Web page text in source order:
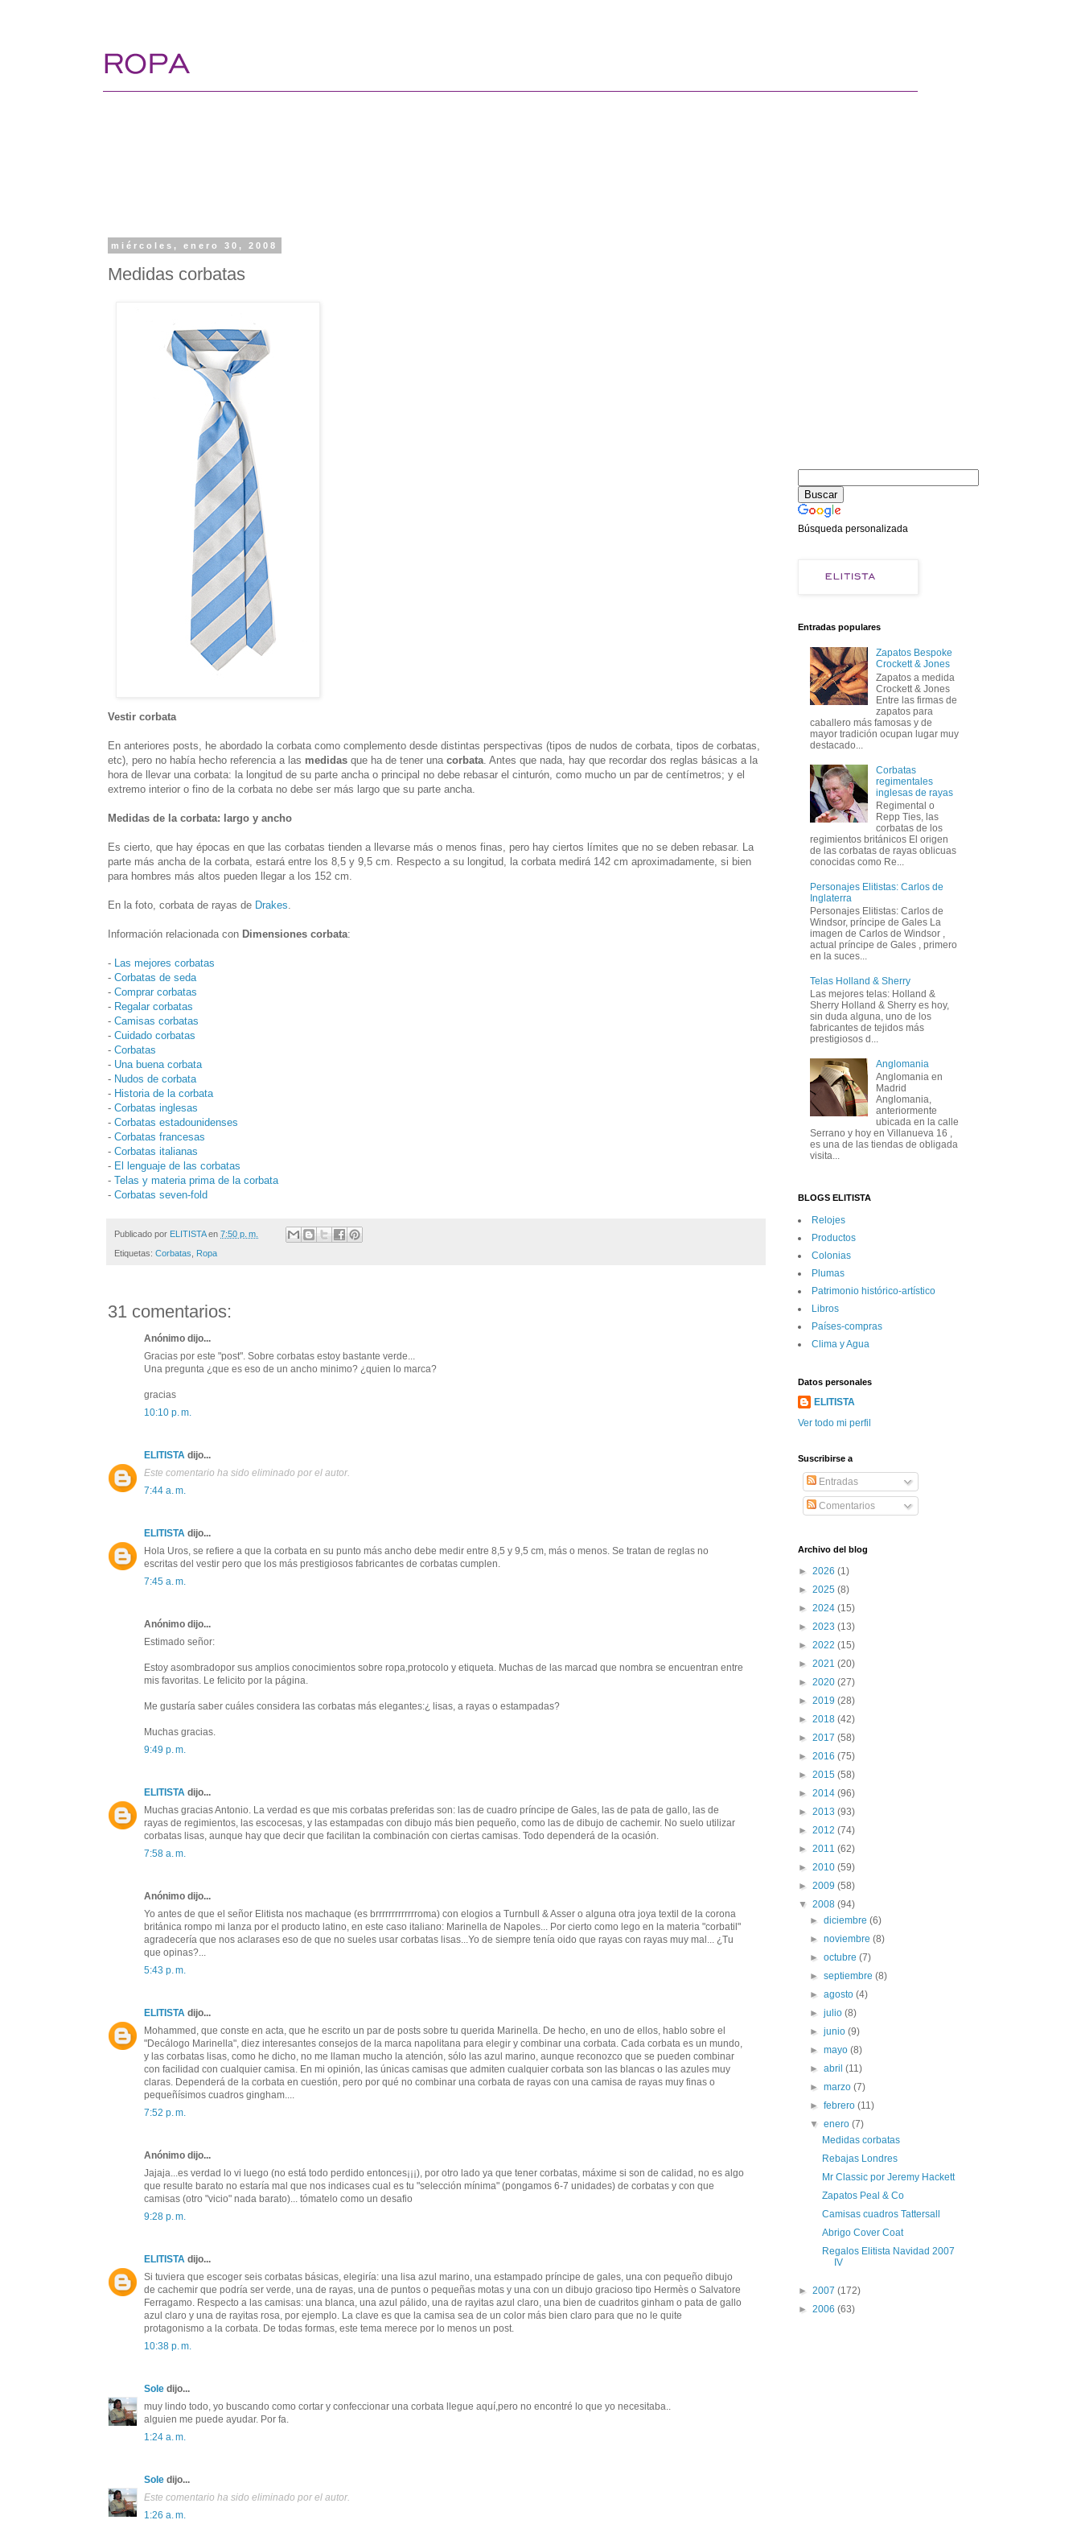
miércoles, enero 30, 2008
Medidas corbatas
Vestir corbata
En anteriores posts, he abordado la corbata como complemento desde distintas perspectivas (tipos de nudos de corbata, tipos de corbatas,
etc), pero no había hecho referencia a las medidas que ha de tener una corbata . Antes que nada, hay que recordar dos reglas básicas a la
hora de llevar una corbata: la longitud de su parte ancha o principal no debe rebasar el cinturón, como mucho un par de centímetros; y el
extremo interior o fino de la corbata no debe ser más largo que su parte ancha.
Medidas de la corbata: largo y ancho
Es cierto, que hay épocas en que las corbatas tienden a llevarse más o menos finas, pero hay ciertos límites que no se deben rebasar. La
parte más ancha de la corbata, estará entre los 8,5 y 9,5 cm. Respecto a su longitud, la corbata medirá 142 cm aproximadamente, si bien
para hombres más altos pueden llegar a los 152 cm.
En la foto, corbata de rayas de Drakes
Información relacionada con Dimensiones corbata:
- Las mejores corbatas
- Corbatas de seda
- Comprar corbatas
- Regalar corbatas
- Camisas corbatas
- Cuidado corbatas
- Corbatas
- Una buena corbata
- Nudos de corbata
- Historia de la corbata
- Corbatas inglesas
- Corbatas estadounidenses
- Corbatas francesas
- Corbatas italianas
- El lenguaje de las corbatas
- Telas y materia prima de la corbata
- Corbatas seven-fold
Publicado por ELITISTA en 7:50 p. m.
Etiquetas: Corbatas Ropa
31 comentarios:
Anónimo dijo...
Gracias por este "post". Sobre corbatas estoy bastante verde...
Una pregunta ¿que es eso de un ancho minimo? ¿quien lo marca?
gracias
10:10 p. m.
ELITISTA dijo...
Este comentario ha sido eliminado por el autor.
7:44 a. m.
ELITISTA dijo...
Hola Uros, se refiere a que la corbata en su punto más ancho debe medir entre 8,5 y 9,5 cm, más o menos. Se tratan de reglas no
escritas del vestir pero que los más prestigiosos fabricantes de corbatas cumplen.
7:45 a. m.
Anónimo dijo...
Estimado señor:
Estoy asombradopor sus amplios conocimientos sobre ropa,protocolo y etiqueta. Muchas de las marcad que nombra se encuentran entre
mis favoritas. Le felicito por la página.
Me gustaría saber cuáles considera las corbatas más elegantes:¿ lisas, a rayas o estampadas?
Muchas gracias.
9:49 p. m.
ELITISTA dijo...
Muchas gracias Antonio. La verdad es que mis corbatas preferidas son: las de cuadro príncipe de Gales, las de pata de gallo, las de
rayas de regimientos, las escocesas, y las estampadas con dibujo más bien pequeño, como las de dibujo de cachemir. No suelo utilizar
corbatas lisas, aunque hay que decir que facilitan la combinación con ciertas camisas. Todo dependerá de la ocasión.
7:58 a. m.
Anónimo dijo...
Yo antes de que el señor Elitista nos machaque (es brrrrrrrrrrrrroma) con elogios a Turnbull & Asser o alguna otra joya textil de la corona
británica rompo mi lanza por el producto latino, en este caso italiano: Marinella de Napoles... Por cierto como lego en la materia "corbatil"
agradecería que nos aclarases eso de que no sueles usar corbatas lisas...Yo de siempre tenía oido que rayas con rayas muy mal... ¿Tu
que opinas?...
5:43 p. m.
ELITISTA dijo...
Mohammed, que conste en acta, que he escrito un par de posts sobre tu querida Marinella. De hecho, en uno de ellos, hablo sobre el
"Decálogo Marinella", diez interesantes consejos de la marca napolitana para elegir y combinar una corbata. Cada corbata es un mundo,
y las corbatas lisas, como he dicho, no me llaman mucho la atención, sólo las azul marino, aunque reconozco que se pueden combinar
con facilidad con cualquier camisa. En mi opinión, las únicas camisas que admiten cualquier corbata son las blancas o las azules muy
claras. Dependerá de la corbata en cuestión, pero por qué no combinar una corbata de rayas con una camisa de rayas muy finas o
pequeñísimos cuadros gingham....
7:52 p. m.
Anónimo dijo...
Jajaja...es verdad lo vi luego (no está todo perdido entonces¡¡¡), por otro lado ya que tener corbatas, máxime si son de calidad, no es algo
que resulte barato no estaría mal que nos indicases cual es tu "selección mínima" (pongamos 6-7 unidades) de corbatas y con que
camisas (otro "vicio" nada barato)... tómatelo como un desafio
9:28 p. m.
ELITISTA dijo...
Si tuviera que escoger seis corbatas básicas, elegiría: una lisa azul marino, una estampado príncipe de gales, una con pequeño dibujo
de cachemir que podría ser verde, una de rayas, una de puntos o pequeñas motas y una con un dibujo gracioso tipo Hermès o Salvatore
Ferragamo. Respecto a las camisas: una blanca, una azul pálido, una de rayitas azul claro, una bien de cuadritos ginham o pata de gallo
azul claro y una de rayitas rosa, por ejemplo. La clave es que la camisa sea de un color más bien claro para que no le quite
protagonismo a la corbata. De todas formas, este tema merece por lo menos un post.
10:38 p. m.
Sole dijo...
muy lindo todo, yo buscando como cortar y confeccionar una corbata llegue aquí,pero no encontré lo que yo necesitaba..
alguien me puede ayudar. Por fa.
1:24 a. m.
Sole dijo...
Este comentario ha sido eliminado por el autor.
1:26 a. m.
Búsqueda personalizada
Entradas populares
Zapatos Bespoke
Crockett & Jones
Zapatos a medida
Crockett & Jones
Entre las firmas de
zapatos para
caballero más famosas y de
mayor tradición ocupan lugar muy
destacado...
Corbatas
regimentales
inglesas de rayas
Regimental o
Repp Ties, las
corbatas de los
regimientos británicos El origen
de las corbatas de rayas oblicuas
conocidas como Re...
Personajes Elitistas: Carlos de
Inglaterra
Personajes Elitistas: Carlos de
Windsor, príncipe de Gales La
imagen de Carlos de Windsor ,
actual príncipe de Gales , primero
en la suces...
Telas Holland & Sherry
Las mejores telas: Holland &
Sherry Holland & Sherry es hoy,
sin duda alguna, uno de los
fabricantes de tejidos más
prestigiosos d...
Anglomania
Anglomania en
Madrid
Anglomania,
anteriormente
ubicada en la calle
Serrano y hoy en Villanueva 16 ,
es una de las tiendas de obligada
visita...
BLOGS ELITISTA
Relojes
Productos
Colonias
Plumas
Patrimonio histórico-artí­stico
Libros
Paí­ses-compras
Clima y Agua
Datos personales
ELITISTA
Ver todo mi perfil
Suscribirse a
Entradas
Comentarios
Archivo del blog
► 2026 (1)
► 2025 (8)
► 2024 (15)
► 2023 (13)
► 2022 (15)
► 2021 (20)
► 2020 (27)
► 2019 (28)
► 2018 (42)
► 2017 (58)
► 2016 (75)
► 2015 (58)
► 2014 (96)
► 2013 (93)
► 2012 (74)
► 2011 (62)
► 2010 (59)
► 2009 (58)
▼ 2008 (94)
►diciembre(6)
►noviembre(8)
►octubre(7)
►septiembre(8)
►agosto(4)
►julio(8)
►junio(9)
►mayo(8)
►abril(11)
►marzo(7)
►febrero(11)
▼enero(7)
Medidas corbatas
Rebajas Londres
Mr Classic por Jeremy Hackett
Zapatos Peal & Co
Camisas cuadros Tattersall
Abrigo Cover Coat
Regalos Elitista Navidad 2007
IV
► 2007 (172)
► 2006 (63)